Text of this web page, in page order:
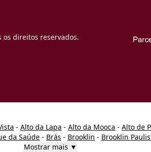
os direitos reservados.
- Alto da Lapa - Alto da Mooca - Alto de
da Saúde - Brás - Brooklin - Brooklin
Mostrar mais ▼